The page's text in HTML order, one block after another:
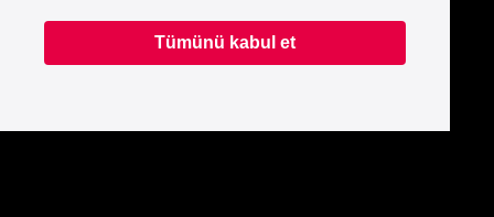
Tümünü kabul et